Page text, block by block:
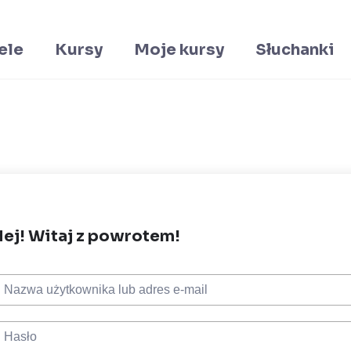
Kursy Moje kursy Słuchanki
Witaj z powrotem!